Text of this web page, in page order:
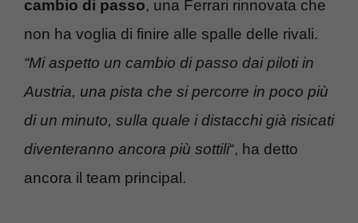
cambio di passo, una Ferrari rinnovata che
non ha voglia di finire alle spalle delle rivali.
“Mi aspetto un cambio di passo dai piloti in
Austria, una pista che si percorre in poco più
di un minuto, sulla quale i distacchi già risicati
diventeranno ancora più sottili“, ha detto
ancora il team principal.